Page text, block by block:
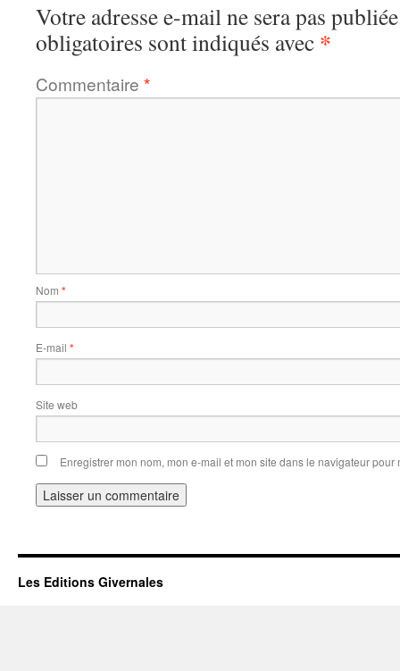
Votre adresse e-mail ne sera pas
obligatoires sont indiqués avec *
Commentaire *
Nom *
E-mail *
Site web
Enregistrer mon nom, mon e-mail et mon site dans le navigateur
Les Editions Givernales